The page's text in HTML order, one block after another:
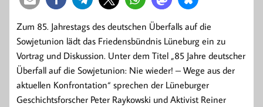
Zum 85. Jahrestags des deutschen Überfalls auf die
Sowjetunion lädt das Friedensbündnis Lüneburg ein zu
Vortrag und Diskussion. Unter dem Titel „85 Jahre deutscher
Überfall auf die Sowjetunion: Nie wieder! – Wege aus der
aktuellen Konfrontation“ sprechen der Lüneburger
Geschichtsforscher Peter Raykowski und Aktivist Reiner